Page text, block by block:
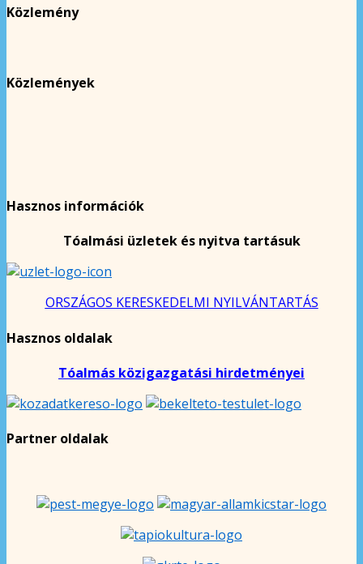
Közlemény
Közlemények
Hasznos információk
Tóalmási üzletek és nyitva tartásuk
ORSZÁGOS KERESKEDELMI NYILVÁNTARTÁS
Hasznos oldalak
Tóalmás közigazgatási hirdetményei
Partner oldalak